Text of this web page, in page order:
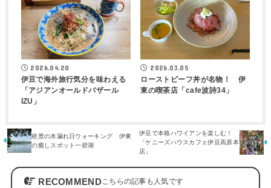
2026.04.20
伊豆で海外旅行気分を味わえる
「アジアンオールドバザール
IZU」
2026.03.05
ローストビーフ丼が名物！ 伊
東の喫茶店「cafe波詩34」
絶景の木漏れ日ウォーキング 伊東
の癒しスポット一碧湖
伊豆で本格ハワイアンを楽しむ！
「ケニーズハウスカフェ伊豆高原本
店」
RECOMMEND